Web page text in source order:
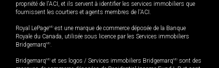
propriété de l'ACI, et ils servent à identifier les services immobiliers que
fournissent les courtiers et agents membres de l'ACI.
Royal LePageMD est une marque de commerce déposée de la Banque
Royale du Canada, utilisée sous licence par les Services immobiliers
BridgemarqMD.
BridgemarqMD et ses logos / Services immobiliers BridgemarqMD sont des